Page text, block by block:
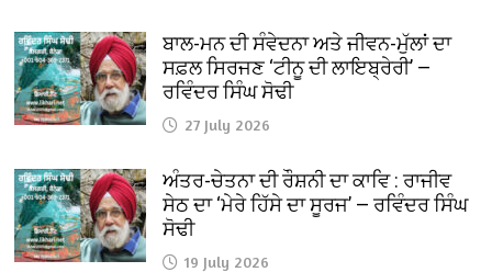
ਬਾਲ-ਮਨ ਦੀ ਸੰਵੇਦਨਾ ਅਤੇ ਜੀਵਨ-ਮੁੱਲਾਂ ਦਾ
ਸਫ਼ਲ ਸਿਰਜਣ ‘ਟੀਨੂ ਦੀ ਲਾਇਬ੍ਰੇਰੀ’ —
ਰਵਿੰਦਰ ਸਿੰਘ ਸੋਢੀ
27 July 2026
ਅੰਤਰ-ਚੇਤਨਾ ਦੀ ਰੌਸ਼ਨੀ ਦਾ ਕਾਵਿ : ਰਾਜੀਵ
ਸੇਠ ਦਾ ‘ਮੇਰੇ ਹਿੱਸੇ ਦਾ ਸੂਰਜ’ — ਰਵਿੰਦਰ ਸਿੰਘ
ਸੋਢੀ
19 July 2026